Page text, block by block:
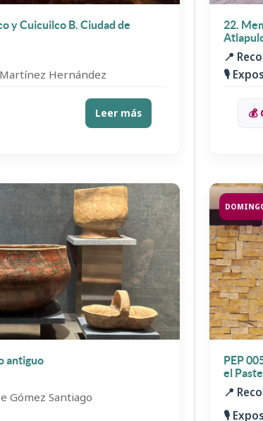
y Cuicuilco B. Ciudad de
Hernández
Leer más
22.
📍
🎙️
💰
antiguo
Gómez Santiago
PEP
el
📍
🎙️